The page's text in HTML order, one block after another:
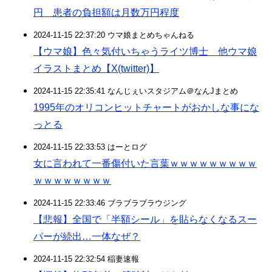
円 患者の負担額は月数万円程度
2024-11-15 22:37:20 ウマ娘まとめちゃんねる
【ウマ娘】色々気付いちゃうライツ博士 他ウマ娘
イラストまとめ【X(twitter)】
2024-11-15 22:35:41 なんじぇいスタジアム＠なんJまとめ
1995年のオリコンヒットチャートがおかしな事にな
っとる
2024-11-15 22:33:53 はーとログ
女に言われて一番傷付いた言葉ｗｗｗｗｗｗｗｗｗ
ｗｗｗｗｗｗｗｗ
2024-11-15 22:33:46 ブラブラブラウジング
【悲報】全国で「半額シール」を貼らなくなるスー
パーが続出…一体なぜ？
2024-11-15 22:32:54 稲妻速報